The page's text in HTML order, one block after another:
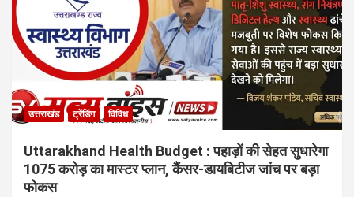
उत्तराखंड ट्रेंडिंग विविध
Uttarakhand Health Budget : पहाड़ों की सेहत सुधारेगा
1075 करोड़ का मास्टर प्लान, कैंसर-डायबिटीज जांच पर बड़ा
फोकस